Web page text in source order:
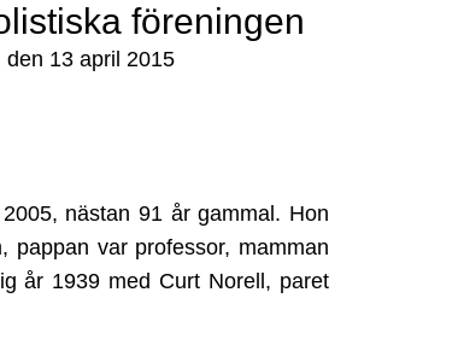
föreningen
13 april 2015
nästan 91 år gammal. Hon
pappan var professor, mamman
år 1939 med Curt Norell, paret